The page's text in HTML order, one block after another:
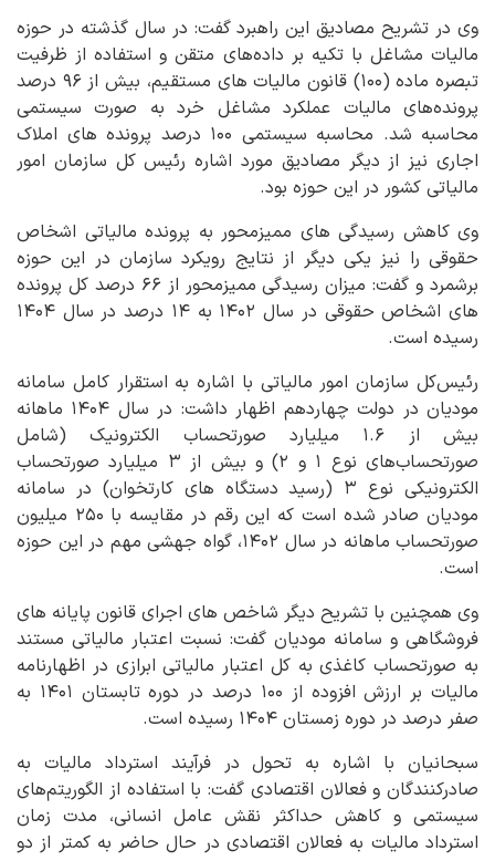
وی در تشریح مصادیق این راهبرد گفت: در سال گذشته در حوزه
مالیات مشاغل با تکیه بر داده‌های متقن و استفاده از ظرفیت
تبصره ماده (۱۰۰) قانون مالیات های مستقیم، بیش از ۹۶ درصد
پرونده‌های مالیات عملکرد مشاغل خرد به صورت سیستمی
محاسبه شد. محاسبه سیستمی ۱۰۰ درصد پرونده های املاک
اجاری نیز از دیگر مصادیق مورد اشاره رئیس کل سازمان امور
مالیاتی کشور در این حوزه بود.
وی کاهش رسیدگی های ممیزمحور به پرونده مالیاتی اشخاص
حقوقی را نیز یکی دیگر از نتایج رویکرد سازمان در این حوزه
برشمرد و گفت: میزان رسیدگی ممیزمحور از ۶۶ درصد کل پرونده
های اشخاص حقوقی در سال ۱۴۰۲ به ۱۴ درصد در سال ۱۴۰۴
رسیده است.
رئیس‌کل سازمان امور مالیاتی با اشاره به استقرار کامل سامانه
مودیان در دولت چهاردهم اظهار داشت: در سال ۱۴۰۴ ماهانه
بیش از ۱.۶ میلیارد صورتحساب الکترونیک (شامل
صورتحساب‌های نوع ۱ و ۲) و بیش از ۳ میلیارد صورتحساب
الکترونیکی نوع ۳ (رسید دستگاه های کارتخوان) در سامانه
مودیان صادر شده است که این رقم در مقایسه با ۲۵۰ میلیون
صورتحساب ماهانه در سال ۱۴۰۲، گواه جهشی مهم در این حوزه
است.
وی همچنین با تشریح دیگر شاخص های اجرای قانون پایانه های
فروشگاهی و سامانه مودیان گفت: نسبت اعتبار مالیاتی مستند
به صورتحساب کاغذی به کل اعتبار مالیاتی ابرازی در اظهارنامه
مالیات بر ارزش افزوده از ۱۰۰ درصد در دوره تابستان ۱۴۰۱ به
صفر درصد در دوره زمستان ۱۴۰۴ رسیده است.
سبحانیان با اشاره به تحول در فرآیند استرداد مالیات به
صادرکنندگان و فعالان اقتصادی گفت: با استفاده از الگوریتم‌های
سیستمی و کاهش حداکثر نقش عامل انسانی، مدت زمان
استرداد مالیات به فعالان اقتصادی در حال حاضر به کمتر از دو